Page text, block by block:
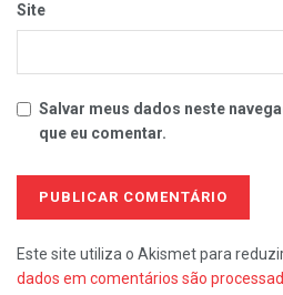
Site
Salvar meus dados neste
que eu comentar.
Este site utiliza o Akismet para
dados em comentários são